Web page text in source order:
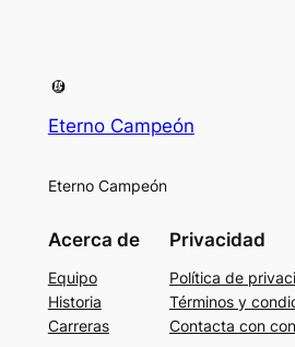
Eterno Campeón
Eterno Campeón
Acerca de
Equipo
Historia
Carreras
Privacidad
Política de
Términos y
Contacta con